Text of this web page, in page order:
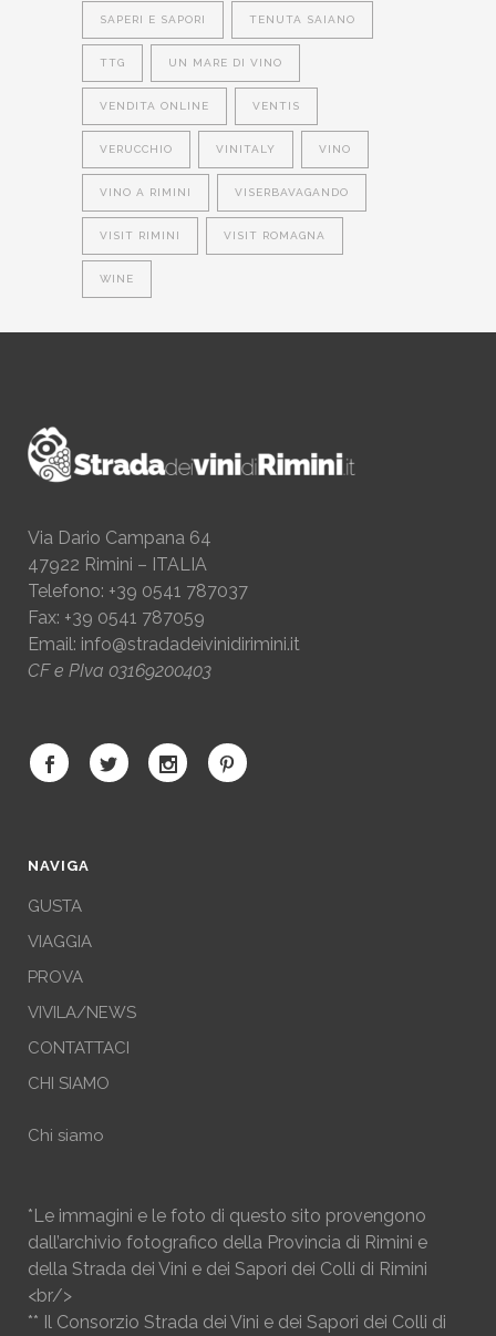
SAPERI E SAPORI TENUTA SAIANO
TTG UN MARE DI VINO
VENDITA ONLINE VENTIS
VERUCCHIO VINITALY VINO
VINO A RIMINI VISERBAVAGANDO
VISIT RIMINI VISIT ROMAGNA
WINE
Via Dario Campana 64
47922 Rimini – ITALIA
Telefono: +39 0541 787037
Fax: +39 0541 787059
Email: info@stradadeivinidirimini.it
CF e PIva 03169200403
NAVIGA
GUSTA
VIAGGIA
PROVA
VIVILA/NEWS
CONTATTACI
CHI SIAMO
Chi siamo
*Le immagini e le foto di questo sito provengono
dall’archivio fotografico della Provincia di Rimini e
della Strada dei Vini e dei Sapori dei Colli di Rimini
<br/>
** Il Consorzio Strada dei Vini e dei Sapori dei Colli di